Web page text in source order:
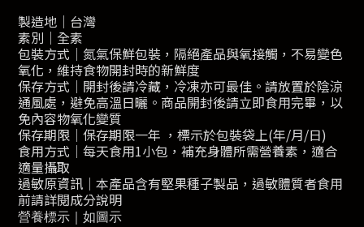
製造地｜台灣
素別｜全素
包裝方式｜氮氣保鮮包裝，隔絕產品與氧接觸，不易變色
氧化，維持食物開封時的新鮮度
保存方式｜開封後請冷藏，冷凍亦可最佳。請放置於陰涼
通風處，避免高溫日曬。商品開封後請立即食用完畢，以
免內容物氧化變質
保存期限｜保存期限一年 ，標示於包裝袋上(年/月/日)
食用方式｜每天食用1小包，補充身體所需營養素，適合
適量攝取
過敏原資訊｜本產品含有堅果種子製品，過敏體質者食用
前請詳閱成分說明
營養標示｜如圖示